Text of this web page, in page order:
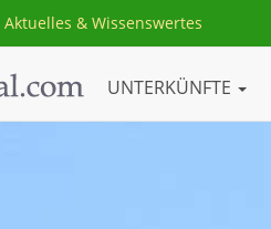
Aktuelles & Wissenswertes
UNTERKÜNFTE